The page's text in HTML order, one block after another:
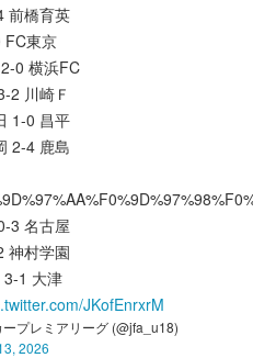
前橋育英
FC東京
0 横浜FC
2 川崎Ｆ
1-0 昌平
2-4 鹿島
3 名古屋
神村学園
3-1 大津
JKofEnrxrM
プレミアリーグ (@jfa_u18)
2026